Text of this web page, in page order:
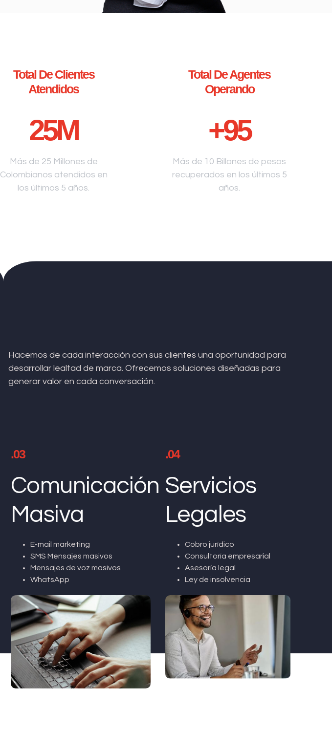
Total De Clientes
Atendidos
25M
Más de 25 Millones de
Colombianos atendidos en
los últimos 5 años.
Total De Agentes
Operando
+95
Más de 10 Billones de pesos
recuperados en los últimos 5
años.
Hacemos de cada interacción con sus clientes una oportunidad para
desarrollar lealtad de marca. Ofrecemos soluciones diseñadas para
generar valor en cada conversación.
.03
Comunicación
Masiva
E-mail marketing
SMS Mensajes masivos
Mensajes de voz masivos
WhatsApp
.04
Servicios
Legales
Cobro jurídico
Consultoría empresarial
Asesoría legal
Ley de insolvencia